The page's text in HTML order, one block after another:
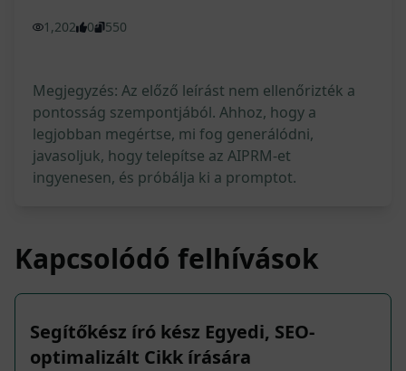
1,202 0 550
Megjegyzés: Az előző leírást nem ellenőrizték a
pontosság szempontjából. Ahhoz, hogy a
legjobban megértse, mi fog generálódni,
javasoljuk, hogy telepítse az AIPRM-et
ingyenesen, és próbálja ki a promptot.
Kapcsolódó felhívások
Segítőkész író kész Egyedi, SEO-
optimalizált Cikk írására